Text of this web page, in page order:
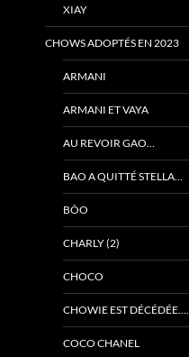
XIAY
CHOWS ADOPTÉS EN 2023
ARMANI
ARMANI ET VAYA
AU REVOIR GAO…
BAO A QUITTÉ STELLA…
BÔO
CHARLY (2)
CHOCO
CHOWIE EST DÉCÉDÉE….
COCO CHANEL